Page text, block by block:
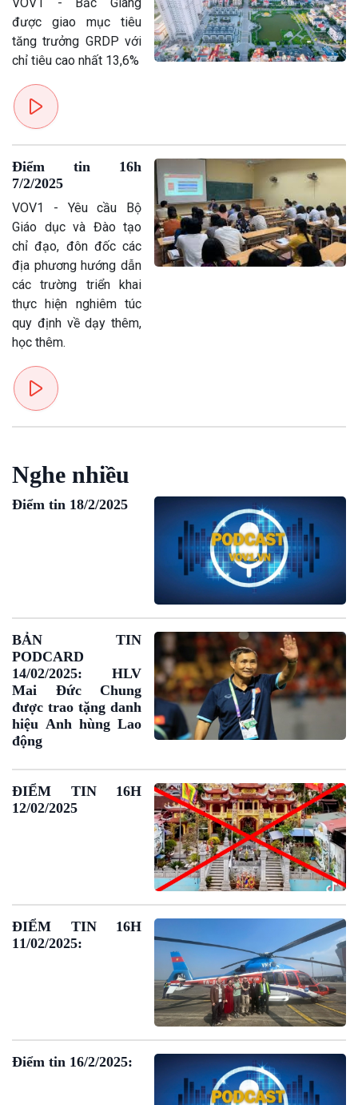
Văn hoá & Du lịch
Tin Văn hoá & Du lịch
Chát với người nổi tiếng
Câu chuyện Thể thao
Infographic
Góc nhìn VOV1
Bình luận
10 phút Sự kiện - Luận bàn
Câu chuyện thời sự
Dòng chảy sự kiện
được giao mục tiêu
tăng trưởng GRDP với
chỉ tiêu cao nhất 13,6%
Điểm tin 16h
7/2/2025
VOV1 - Yêu cầu Bộ
Giáo dục và Đào tạo
chỉ đạo, đôn đốc các
địa phương hướng dẫn
các trường triển khai
thực hiện nghiêm túc
quy định về dạy thêm,
học thêm.
Nghe nhiều
Điểm tin 18/2/2025
BẢN TIN
PODCARD
14/02/2025: HLV
Mai Đức Chung
được trao tặng danh
hiệu Anh hùng Lao
động
ĐIỂM TIN 16H
12/02/2025
ĐIỂM TIN 16H
11/02/2025:
Điểm tin 16/2/2025: